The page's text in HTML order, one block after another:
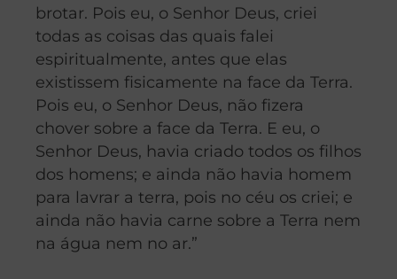
brotar. Pois eu, o Senhor Deus, criei
todas as coisas das quais falei
espiritualmente, antes que elas
existissem fisicamente na face da Terra.
Pois eu, o Senhor Deus, não fizera
chover sobre a face da Terra. E eu, o
Senhor Deus, havia criado todos os filhos
dos homens; e ainda não havia homem
para lavrar a terra, pois no céu os criei; e
ainda não havia carne sobre a Terra nem
na água nem no ar.”